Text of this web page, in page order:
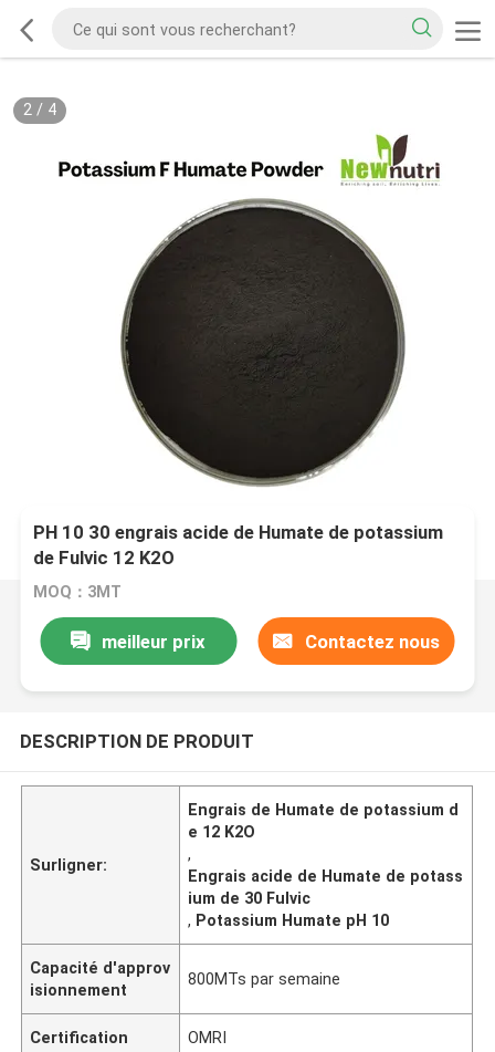
2/ 4
PH 10 30 engrais acide de Humate de potassium
de Fulvic 12 K2O
MOQ：3MT
meilleur prix Contactez nous
DESCRIPTION DE PRODUIT
Surligner:
Engrais de Humate de potassium d
e 12 K2O
,
Engrais acide de Humate de potass
ium de 30 Fulvic
, Potassium Humate pH 10
Capacité d'approv
isionnement
800MTs par semaine
Certification OMRI